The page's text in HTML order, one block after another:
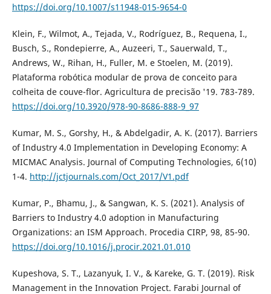
https://doi.org/10.1007/s11948-015-9654-0
Klein, F., Wilmot, A., Tejada, V., Rodríguez, B., Requena, I.,
Busch, S., Rondepierre, A., Auzeeri, T., Sauerwald, T.,
Andrews, W., Rihan, H., Fuller, M. e Stoelen, M. (2019).
Plataforma robótica modular de prova de conceito para
colheita de couve-flor. Agricultura de precisão '19. 783-789.
https://doi.org/10.3920/978-90-8686-888-9_97
Kumar, M. S., Gorshy, H., & Abdelgadir, A. K. (2017). Barriers
of Industry 4.0 Implementation in Developing Economy: A
MICMAC Analysis. Journal of Computing Technologies, 6(10)
1-4. http://jctjournals.com/Oct_2017/V1.pdf
Kumar, P., Bhamu, J., & Sangwan, K. S. (2021). Analysis of
Barriers to Industry 4.0 adoption in Manufacturing
Organizations: an ISM Approach. Procedia CIRP, 98, 85-90.
https://doi.org/10.1016/j.procir.2021.01.010
Kupeshova, S. T., Lazanyuk, I. V., & Kareke, G. T. (2019). Risk
Management in the Innovation Project. Farabi Journal of